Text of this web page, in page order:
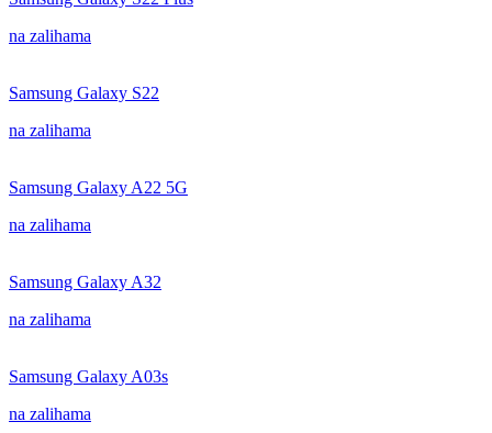
na zalihama
Samsung Galaxy S22
na zalihama
Samsung Galaxy A22 5G
na zalihama
Samsung Galaxy A32
na zalihama
Samsung Galaxy A03s
na zalihama